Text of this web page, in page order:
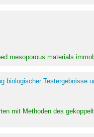
mesoporous materials
biologischer Testergebnisse
mit Methoden des